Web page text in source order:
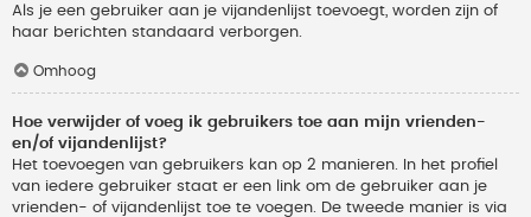
Als je een gebruiker aan je vijandenlijst toevoegt, worden zijn of
haar berichten standaard verborgen.
Omhoog
Hoe verwijder of voeg ik gebruikers toe aan mijn vrienden-
en/of vijandenlijst?
Het toevoegen van gebruikers kan op 2 manieren. In het profiel
van iedere gebruiker staat er een link om de gebruiker aan je
vrienden- of vijandenlijst toe te voegen. De tweede manier is via